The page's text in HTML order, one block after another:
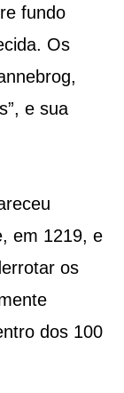
fundo
Os
e sua
em 1219, e
os
dos 100